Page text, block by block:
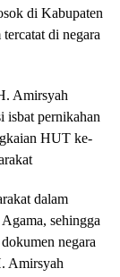
di Kabupaten
di negara
Amirsyah
isbat pernikahan
HUT ke-
dalam
sehingga
negara
Amirsyah